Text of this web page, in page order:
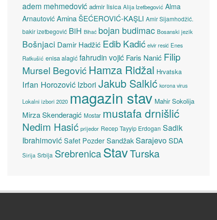
adem mehmedović admir lisica Alija Izetbegović Alma
Arnautović Amina ŠEĆEROVIĆ-KAŞLI Amir Sijamhodžić.
bakir izetbegović BiH Bihać bojan budimac Bosanski jezik
Bošnjaci Damir Hadžić Edib Kadić elvir resić Enes
Ratkušić enisa alagić fahrudin vojić Faris Nanić Filip
Mursel Begović Hamza Ridžal Hrvatska
Irfan Horozović Izbori Jakub Salkić korona virus
Lokalni izbori 2020 magazin stav Mahir Sokolija
Mirza Skenderagić Mostar mustafa drnišlić
Nedim Hasić prijedor Recep Tayyip Erdogan Sadik
Ibrahimović Safet Pozder SandžakSarajevoSDA
Sirija Srbija SrebrenicaStavTurska